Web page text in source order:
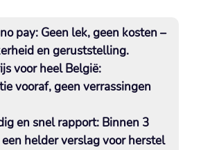
pay: Geen lek, geen kosten –
en geruststelling.​
voor heel België:
vooraf, geen verrassingen
en snel rapport: Binnen 3
helder verslag voor herstel